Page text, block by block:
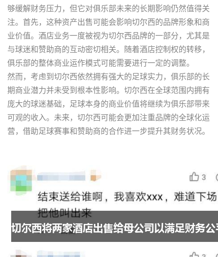
够缓解财务压力，但它对俱乐部未来的长期影响仍然值得关
注。首先，这种资产出售可能会影响切尔西的品牌形象和商
业价值。酒店业务一度被视为切尔西品牌的一部分，尤其是
与球迷和赞助商的互动密切相关。随着酒店控制权的转移，
俱乐部的整体商业运作模式可能需要进行一定的调整。
然而，考虑到切尔西依然拥有强大的足球实力，俱乐部的长
期商业潜力并未受到根本性影响。切尔西在全球范围内拥有
庞大的球迷基础，足球本身的商业价值将继续为俱乐部带来
可观的收入。未来，切尔西可能会更加注重品牌的全球化运
营，借助足球赛事和赞助商的合作进一步提升其财务状况。